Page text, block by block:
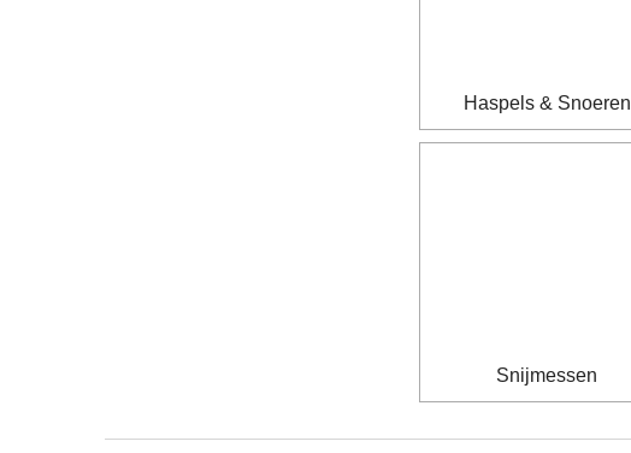
Haspels & Snoeren
Snijmessen